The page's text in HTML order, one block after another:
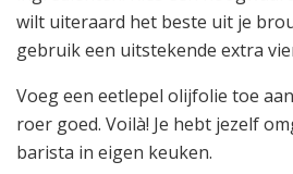
wilt uiteraard het beste uit je
gebruik een uitstekende extra
Voeg een eetlepel olijfolie toe
roer goed. Voilà! Je hebt jezelf
barista in eigen keuken.